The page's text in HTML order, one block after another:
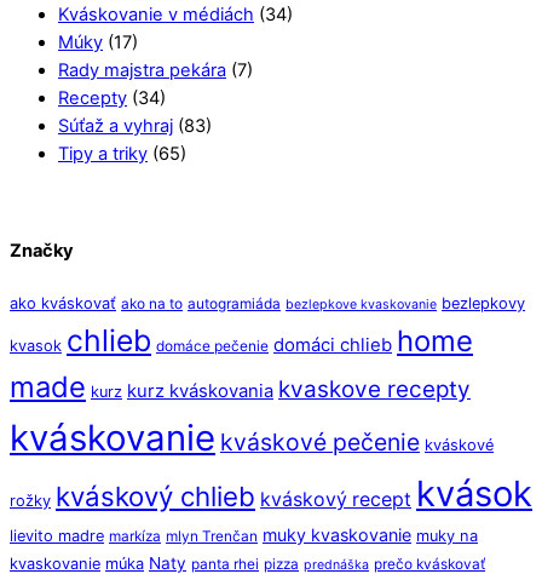
Kváskovanie v médiách (34)
Múky (17)
Rady majstra pekára (7)
Recepty (34)
Súťaž a vyhraj (83)
Tipy a triky (65)
Značky
ako kváskovať ako na to autogramiáda bezlepkove kvaskovanie bezlepkovy
kvasok chlieb domáce pečenie domáci chlieb home
made kurz kurz kváskovania kvaskove recepty
kváskovanie kváskové pečenie kváskové
rožky kváskový chlieb kváskový recept kvások
lievito madre markíza mlyn Trenčan muky kvaskovanie muky na
kvaskovanie múka Naty panta rhei pizza prednáška prečo kváskovať